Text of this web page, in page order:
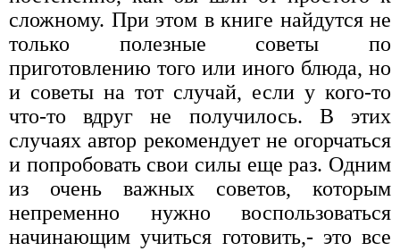
сложному. При этом в книге найдутся не
только полезные советы по
приготовлению того или иного блюда, но
и советы на тот случай, если у кого-то
что-то вдруг не получилось. В этих
случаях автор рекомендует не огорчаться
и попробовать свои силы еще раз. Одним
из очень важных советов, которым
непременно нужно воспользоваться
начинающим учиться готовить,- это все